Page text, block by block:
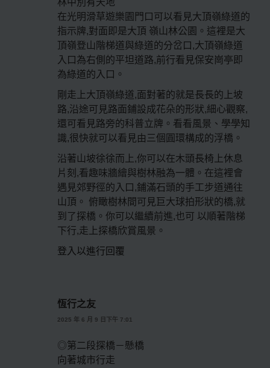
在光明滑草遊樂園門口可以看見大頂嶺綠道的
指示牌,對面即是大頂 嶺山林公園。這裡是大
頂嶺登山階梯道與綠道的分岔口,大頂嶺綠道
入口為右側的平坦道路,前行看見保安崗亭即
為綠道的入口。
剛走上大頂嶺綠道,面對著的就是長長的上坡
路,沿途可見路面鋪設成花朵的形狀,細心觀察,
還可看見路旁的科普立牌。看看風景、學學知
識,很快就可以看見由三個圓環構成的浮橋。
沿著山坡徐徐而上,你可以在木頭長椅上休息
片刻,看趣味牆繪與樹林融為一體。在這裡會
遇見郊野徑的入口,鋪滿石頭的手工步道通往
山頂。 俯瞰樹林間可見巨大球拍形狀的橋,就
到了探橋。你可以繼續前進,也可 以順著階梯
下行,走上探橋欣賞風景。
登入以進行回覆
恆行之友
2025 年 6 月 9 日下午 7:01
◎第二段探橋－懸橋
向著城市行走